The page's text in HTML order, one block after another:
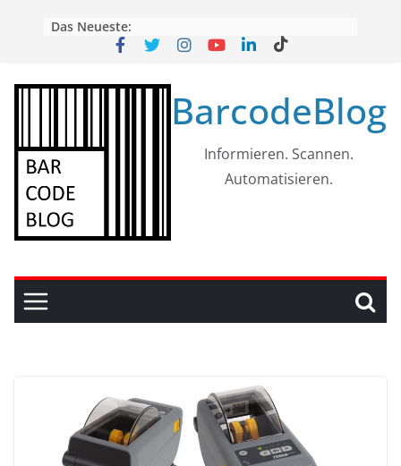
Das Neueste:
BarcodeBlog
Informieren. Scannen.
Automatisieren.